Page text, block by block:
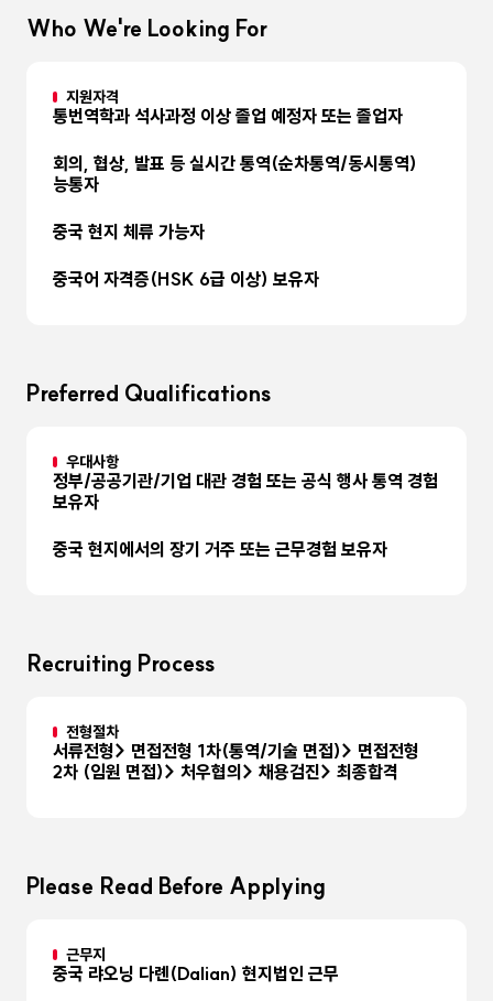
Who We're Looking For
지원자격
통번역학과 석사과정 이상 졸업 예정자 또는 졸업자
회의, 협상, 발표 등 실시간 통역(순차통역/동시통역)
능통자
중국 현지 체류 가능자
중국어 자격증(HSK 6급 이상) 보유자
Preferred Qualifications
우대사항
정부/공공기관/기업 대관 경험 또는 공식 행사 통역 경험
보유자
중국 현지에서의 장기 거주 또는 근무경험 보유자
Recruiting Process
전형절차
서류전형> 면접전형 1차(통역/기술 면접)> 면접전형
2차 (임원 면접)> 처우협의> 채용검진> 최종합격
Please Read Before Applying
근무지
중국 랴오닝 다롄(Dalian) 현지법인 근무